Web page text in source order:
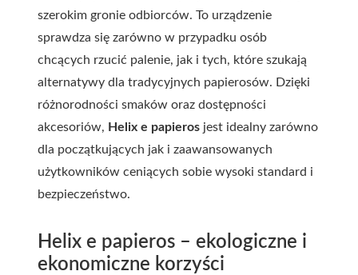
szerokim gronie odbiorców. To urządzenie
sprawdza się zarówno w przypadku osób
chcących rzucić palenie, jak i tych, które szukają
alternatywy dla tradycyjnych papierosów. Dzięki
różnorodności smaków oraz dostępności
akcesoriów, Helix e papieros jest idealny zarówno
dla początkujących jak i zaawansowanych
użytkowników ceniących sobie wysoki standard i
bezpieczeństwo.
Helix e papieros – ekologiczne i
ekonomiczne korzyści